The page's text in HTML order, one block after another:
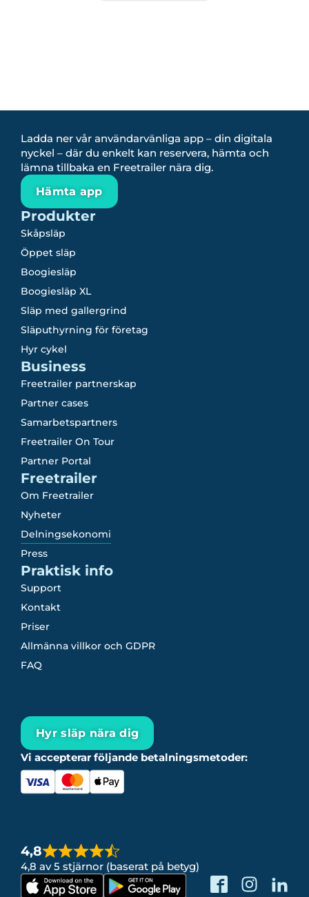
Ladda ner vår användarvänliga app – din digitala
nyckel – där du enkelt kan reservera, hämta och
lämna tillbaka en Freetrailer nära dig.
Hämta app
Produkter
Skåpsläp
Öppet släp
Boogiesläp
Boogiesläp XL
Släp med gallergrind
Släputhyrning för företag
Hyr cykel
Business
Freetrailer partnerskap
Partner cases
Samarbetspartners
Freetrailer On Tour
Partner Portal
Freetrailer
Om Freetrailer
Nyheter
Delningsekonomi
Press
Praktisk info
Support
Kontakt
Priser
Allmänna villkor och GDPR
FAQ
Hyr släp nära dig
Vi accepterar följande betalningsmetoder:
4,8
4,8 av 5 stjärnor (baserat på betyg)